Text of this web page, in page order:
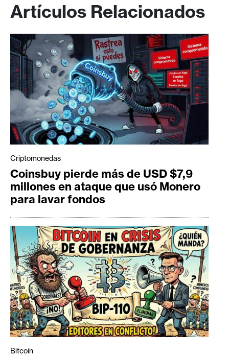
Artículos Relacionados
Criptomonedas
Coinsbuy pierde más de USD $7,9
millones en ataque que usó Monero
para lavar fondos
Bitcoin